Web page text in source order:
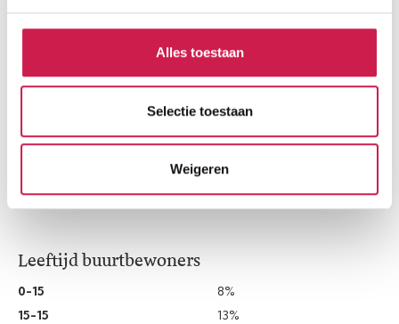
Alles toestaan
Selectie toestaan
Weigeren
Gescheiden
Leeftijd in gemeente
Leeftijd buurtbewoners
0-15
8%
15-15
13%